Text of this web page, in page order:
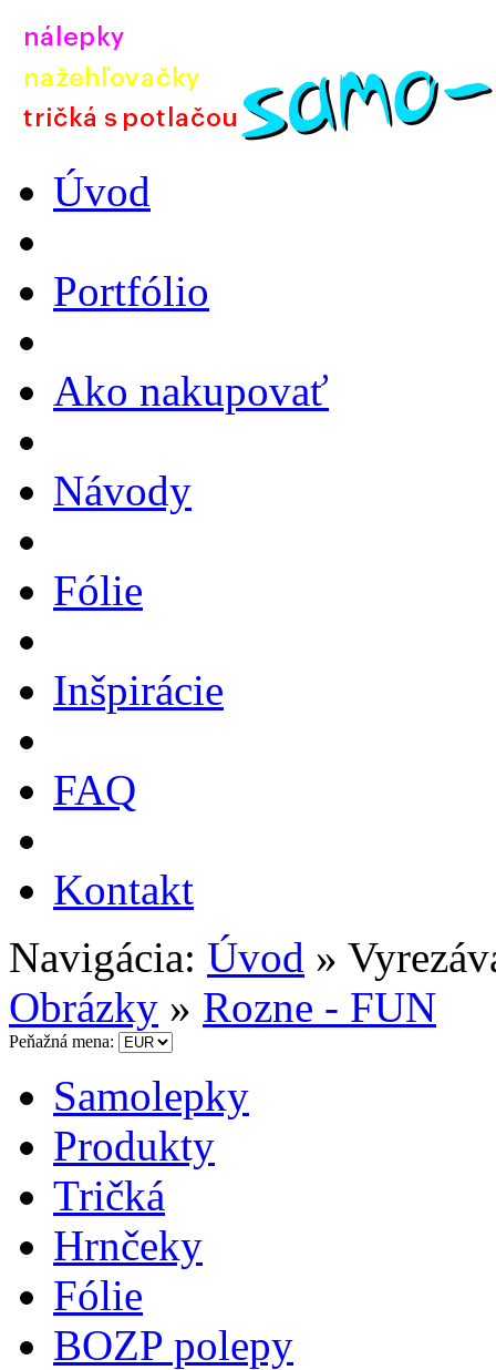
Úvod
Portfólio
Ako nakupovať
Návody
Fólie
Inšpirácie
FAQ
Kontakt
Navigácia: Úvod »
Obrázky » Rozne - FUN
Peňažná mena:
Samolepky
Produkty
Tričká
Hrnčeky
Fólie
BOZP polepy